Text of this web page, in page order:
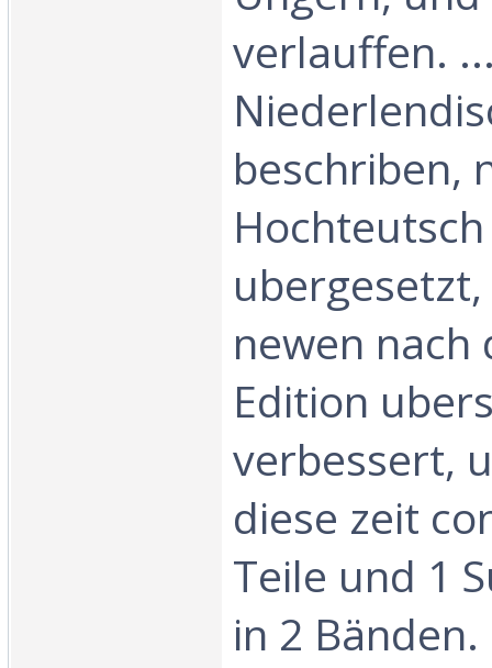
verlauffen.
beschriben,
Hochteutsch
newen
Edition
verbessert,
diese zeit
Teile und 1
in 2 Bänden.‎